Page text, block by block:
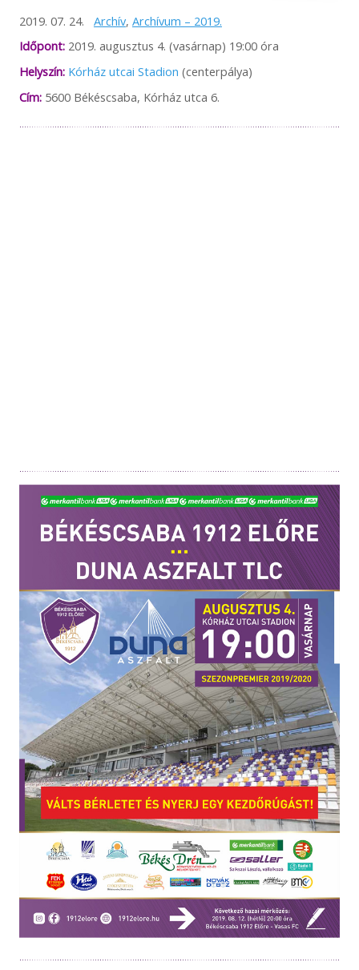
megtesz azért, hogy vendégei, szurkolói és az érdeklődők
időben, megfelelő felvilágosítást kapjanak, de önhibánkon
kívül a helyszíni rendezési feltételekért NEM tudunk
felelősséget vállalni. Megértésüket és türelmüket
köszönjük!
2019. 07. 24. Archív, Archívum – 2019.
Időpont:2019. augusztus 4. (vasárnap) 19:00 óra
Helyszín: Kórház utcai Stadion (centerpálya)
Cím:5600 Békéscsaba, Kórház utca 6.